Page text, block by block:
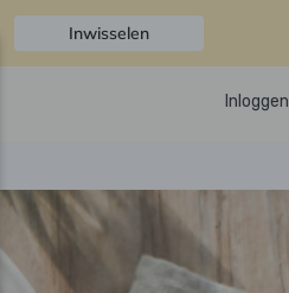
Inwisselen
Inloggen